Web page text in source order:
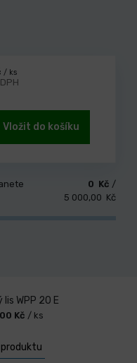
/ ks
Vložit do košíku
0 Kč /
5 000,00 Kč
lis WPP 20 E
Kč / ks